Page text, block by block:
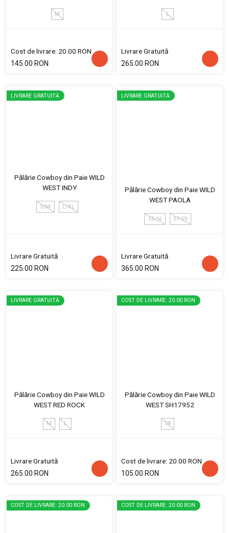
M
Cost de livrare: 20.00 RON
145.00 RON
L
Livrare Gratuită
265.00 RON
LIVRARE GRATUITĂ
Pălărie Cowboy din Paie WILD
WEST INDY
S/M L/XL
Livrare Gratuită
225.00 RON
LIVRARE GRATUITĂ
Pălărie Cowboy din Paie WILD
WEST PAOLA
55-56 57-59
Livrare Gratuită
365.00 RON
LIVRARE GRATUITĂ
Pălărie Cowboy din Paie WILD
WEST RED ROCK
M L
Livrare Gratuită
265.00 RON
COST DE LIVRARE: 20.00 RON
Pălărie Cowboy din Paie WILD
WEST SH17952
58
Cost de livrare: 20.00 RON
105.00 RON
COST DE LIVRARE: 20.00 RON COST DE LIVRARE: 20.00 RON